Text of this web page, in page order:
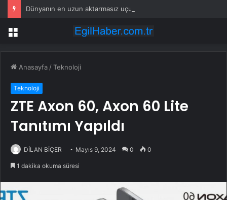
Menü
Anasayfa /Teknoloji
Teknoloji
ZTE Axon 60, Axon 60 Lite
Tanıtımı Yapıldı
DİLAN BİÇER Mayıs 9, 2024 0 0
1 dakika okuma süresi